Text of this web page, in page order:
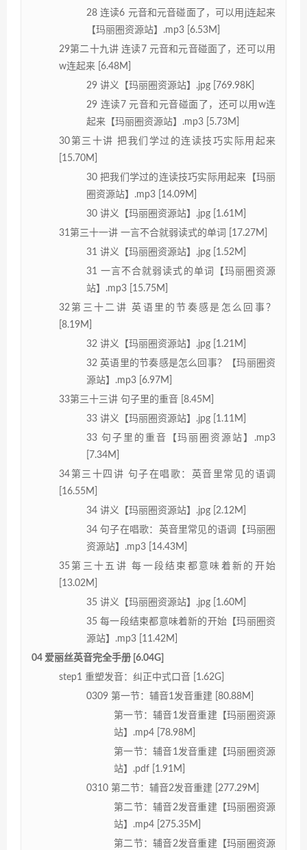
28 连读6 元音和元音碰面了，可以用j连起来
【玛丽圈资源站】.mp3 [6.53M]
29第二十九讲 连读7 元音和元音碰面了，还可以用
w连起来 [6.48M]
29 讲义【玛丽圈资源站】.jpg [769.98K]
29 连读7 元音和元音碰面了，还可以用w连
起来【玛丽圈资源站】.mp3 [5.73M]
30第三十讲 把我们学过的连读技巧实际用起来
[15.70M]
30 把我们学过的连读技巧实际用起来【玛丽
圈资源站】.mp3 [14.09M]
30 讲义【玛丽圈资源站】.jpg [1.61M]
31第三十一讲 一言不合就弱读式的单词 [17.27M]
31 讲义【玛丽圈资源站】.jpg [1.52M]
31 一言不合就弱读式的单词【玛丽圈资源
站】.mp3 [15.75M]
32第三十二讲 英语里的节奏感是怎么回事？
[8.19M]
32 讲义【玛丽圈资源站】.jpg [1.21M]
32 英语里的节奏感是怎么回事？【玛丽圈资
源站】.mp3 [6.97M]
33第三十三讲 句子里的重音 [8.45M]
33 讲义【玛丽圈资源站】.jpg [1.11M]
33 句子里的重音【玛丽圈资源站】.mp3
[7.34M]
34第三十四讲 句子在唱歌：英音里常见的语调
[16.55M]
34 讲义【玛丽圈资源站】.jpg [2.12M]
34 句子在唱歌：英音里常见的语调【玛丽圈
资源站】.mp3 [14.43M]
35第三十五讲 每一段结束都意味着新的开始
[13.02M]
35 讲义【玛丽圈资源站】.jpg [1.60M]
35 每一段结束都意味着新的开始【玛丽圈资
源站】.mp3 [11.42M]
04 爱丽丝英音完全手册 [6.04G]
step1 重塑发音：纠正中式口音 [1.62G]
0309 第一节：辅音1发音重建 [80.88M]
第一节：辅音1发音重建【玛丽圈资源
站】.mp4 [78.98M]
第一节：辅音1发音重建【玛丽圈资源
站】.pdf [1.91M]
0310 第二节：辅音2发音重建 [277.29M]
第二节：辅音2发音重建【玛丽圈资源
站】.mp4 [275.35M]
第二节：辅音2发音重建【玛丽圈资源